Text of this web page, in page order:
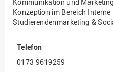
Engagement
Gleichstellungsbüro
Hochschulleitung
Hochschulplanung/-
Konzeption im Bereich
Studierendenmarketing &
Telefon
0173 9619259